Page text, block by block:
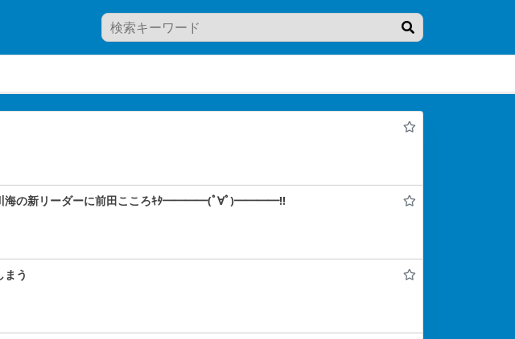
川海の新リーダーに前田こころｷﾀ━━━━(ﾟ∀ﾟ)━━━━!!
まう